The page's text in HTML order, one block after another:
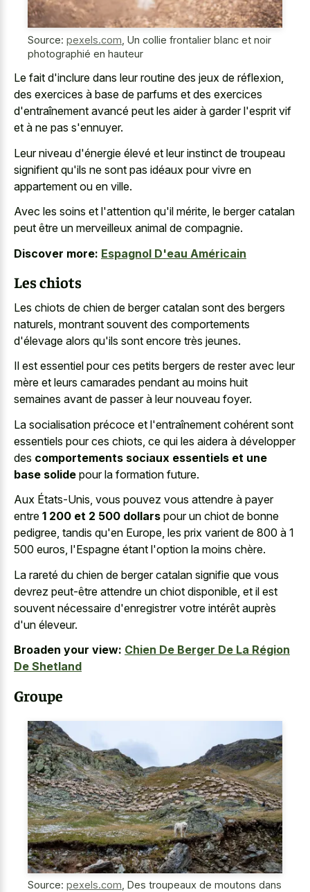
Source: pexels.com Un collie frontalier blanc et noir
photographié en hauteur
Le fait d'inclure dans leur routine des jeux de réflexion,
des exercices à base de parfums et des exercices
d'entraînement avancé peut les aider à garder l'esprit vif
et à ne pas s'ennuyer.
Leur niveau d'énergie élevé et leur instinct de troupeau
signifient qu'ils ne sont pas idéaux pour vivre en
appartement ou en ville.
Avec les soins et l'attention qu'il mérite, le berger catalan
peut être un merveilleux animal de compagnie.
Discover more: Espagnol D'eau Américain
Les chiots
Les chiots de chien de berger catalan sont des bergers
naturels, montrant souvent des comportements
d'élevage alors qu'ils sont encore très jeunes.
Il est essentiel pour ces petits bergers de rester avec leur
mère et leurs camarades pendant au moins huit
semaines avant de passer à leur nouveau foyer.
La socialisation précoce et l'entraînement cohérent sont
essentiels pour ces chiots, ce qui les aidera à développer
des comportements sociaux essentiels et une
base solide pour la formation future.
Aux États-Unis, vous pouvez vous attendre à payer
entre 1 200 et 2 500 dollars pour un chiot de bonne
pedigree, tandis qu'en Europe, les prix varient de 800 à 1
500 euros, l'Espagne étant l'option la moins chère.
La rareté du chien de berger catalan signifie que vous
devrez peut-être attendre un chiot disponible, et il est
souvent nécessaire d'enregistrer votre intérêt auprès
d'un éleveur.
Broaden your view: Chien De Berger De La Région
De Shetland
Groupe
Source: pexels.com Des troupeaux de moutons dans